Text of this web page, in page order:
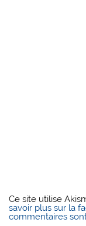
Ce site utilise
savoir plus sur la
commentaires